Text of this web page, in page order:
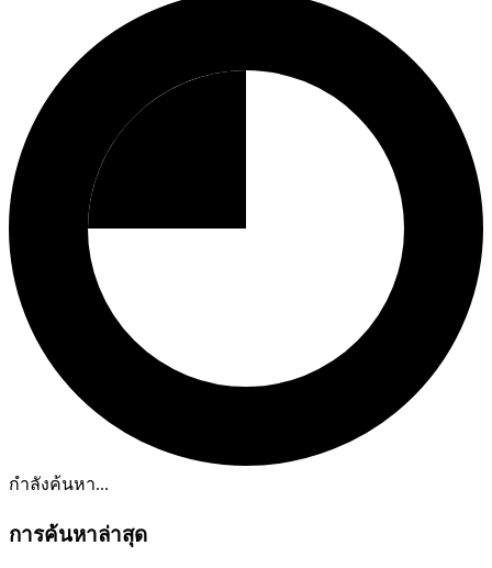
กำลังค้นหา...
การค้นหาล่าสุด